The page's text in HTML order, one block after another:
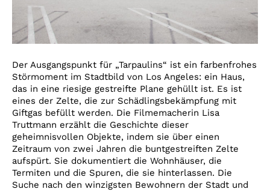
Der Ausgangspunkt für „Tarpaulins“ ist ein farbenfrohes
Störmoment im Stadtbild von Los Angeles: ein Haus,
das in eine riesige gestreifte Plane gehüllt ist. Es ist
eines der Zelte, die zur Schädlingsbekämpfung mit
Giftgas befüllt werden. Die Filmemacherin Lisa
Truttmann erzählt die Geschichte dieser
geheimnisvollen Objekte, indem sie über einen
Zeitraum von zwei Jahren die buntgestreiften Zelte
aufspürt. Sie dokumentiert die Wohnhäuser, die
Termiten und die Spuren, die sie hinterlassen. Die
Suche nach den winzigsten Bewohnern der Stadt und